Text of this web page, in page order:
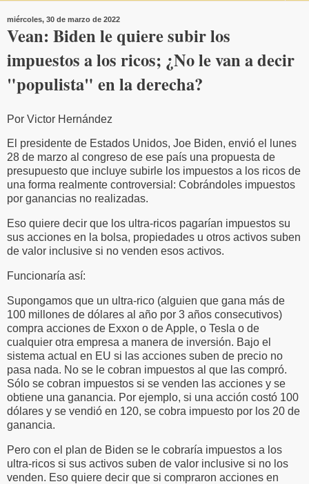
miércoles, 30 de marzo de 2022
Vean: Biden le quiere subir los
impuestos a los ricos; ¿No le van a decir
"populista" en la derecha?
Por Victor Hernández
El presidente de Estados Unidos, Joe Biden, envió el lunes
28 de marzo al congreso de ese país una propuesta de
presupuesto que incluye subirle los impuestos a los ricos de
una forma realmente controversial: Cobrándoles impuestos
por ganancias no realizadas.
Eso quiere decir que los ultra-ricos pagarían impuestos su
sus acciones en la bolsa, propiedades u otros activos suben
de valor inclusive si no venden esos activos.
Funcionaría así:
Supongamos que un ultra-rico (alguien que gana más de
100 millones de dólares al año por 3 años consecutivos)
compra acciones de Exxon o de Apple, o Tesla o de
cualquier otra empresa a manera de inversión. Bajo el
sistema actual en EU si las acciones suben de precio no
pasa nada. No se le cobran impuestos al que las compró.
Sólo se cobran impuestos si se venden las acciones y se
obtiene una ganancia. Por ejemplo, si una acción costó 100
dólares y se vendió en 120, se cobra impuesto por los 20 de
ganancia.
Pero con el plan de Biden se le cobraría impuestos a los
ultra-ricos si sus activos suben de valor inclusive si no los
venden. Eso quiere decir que si compraron acciones en